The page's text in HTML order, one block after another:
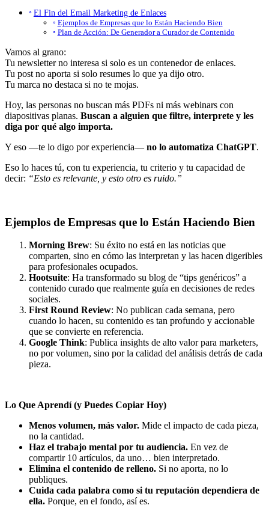
El Fin del Email Marketing de Enlaces
Ejemplos de Empresas que lo Están Haciendo Bien
Plan de Acción: De Generador a Curador de Contenido
Vamos al grano:
Tu newsletter no interesa si solo es un contenedor de enlaces.
Tu post no aporta si solo resumes lo que ya dijo otro.
Tu marca no destaca si no te mojas.
Hoy, las personas no buscan más PDFs ni más webinars con
diapositivas planas. Buscan a alguien que filtre, interprete y les
diga por qué algo importa.
Y eso —te lo digo por experiencia— no lo automatiza ChatGPT.
Eso lo haces tú, con tu experiencia, tu criterio y tu capacidad de
decir: “Esto es relevante, y esto otro es ruido.”
Ejemplos de Empresas que lo Están Haciendo Bien
Morning Brew: Su éxito no está en las noticias que
comparten, sino en cómo las interpretan y las hacen digeribles
para profesionales ocupados.
Hootsuite: Ha transformado su blog de “tips genéricos” a
contenido curado que realmente guía en decisiones de redes
sociales.
First Round Review: No publican cada semana, pero
cuando lo hacen, su contenido es tan profundo y accionable
que se convierte en referencia.
Google Think: Publica insights de alto valor para marketers,
no por volumen, sino por la calidad del análisis detrás de cada
pieza.
Lo Que Aprendí (y Puedes Copiar Hoy)
Menos volumen, más valor. Mide el impacto de cada pieza,
no la cantidad.
Haz el trabajo mental por tu audiencia. En vez de
compartir 10 artículos, da uno… bien interpretado.
Elimina el contenido de relleno. Si no aporta, no lo
publiques.
Cuida cada palabra como si tu reputación dependiera de
ella. Porque, en el fondo, así es.